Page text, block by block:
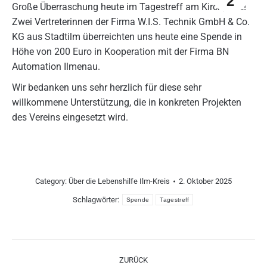
Große Überraschung heute im Tagestreff am Kirchplatz!
Zwei Vertreterinnen der Firma W.I.S. Technik GmbH & Co.
KG aus Stadtilm überreichten uns heute eine Spende in
Höhe von 200 Euro in Kooperation mit der Firma BN
Automation Ilmenau.
Wir bedanken uns sehr herzlich für diese sehr
willkommene Unterstützung, die in konkreten Projekten
des Vereins eingesetzt wird.
Category: Über die Lebenshilfe Ilm-Kreis 2. Oktober 2025
Schlagwörter: Spende Tagestreff
Kommentarnavigation
ZURÜCK